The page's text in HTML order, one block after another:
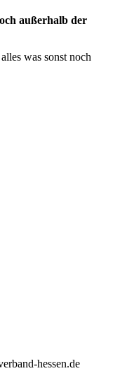
außerhalb der
was sonst noch
hessen.de